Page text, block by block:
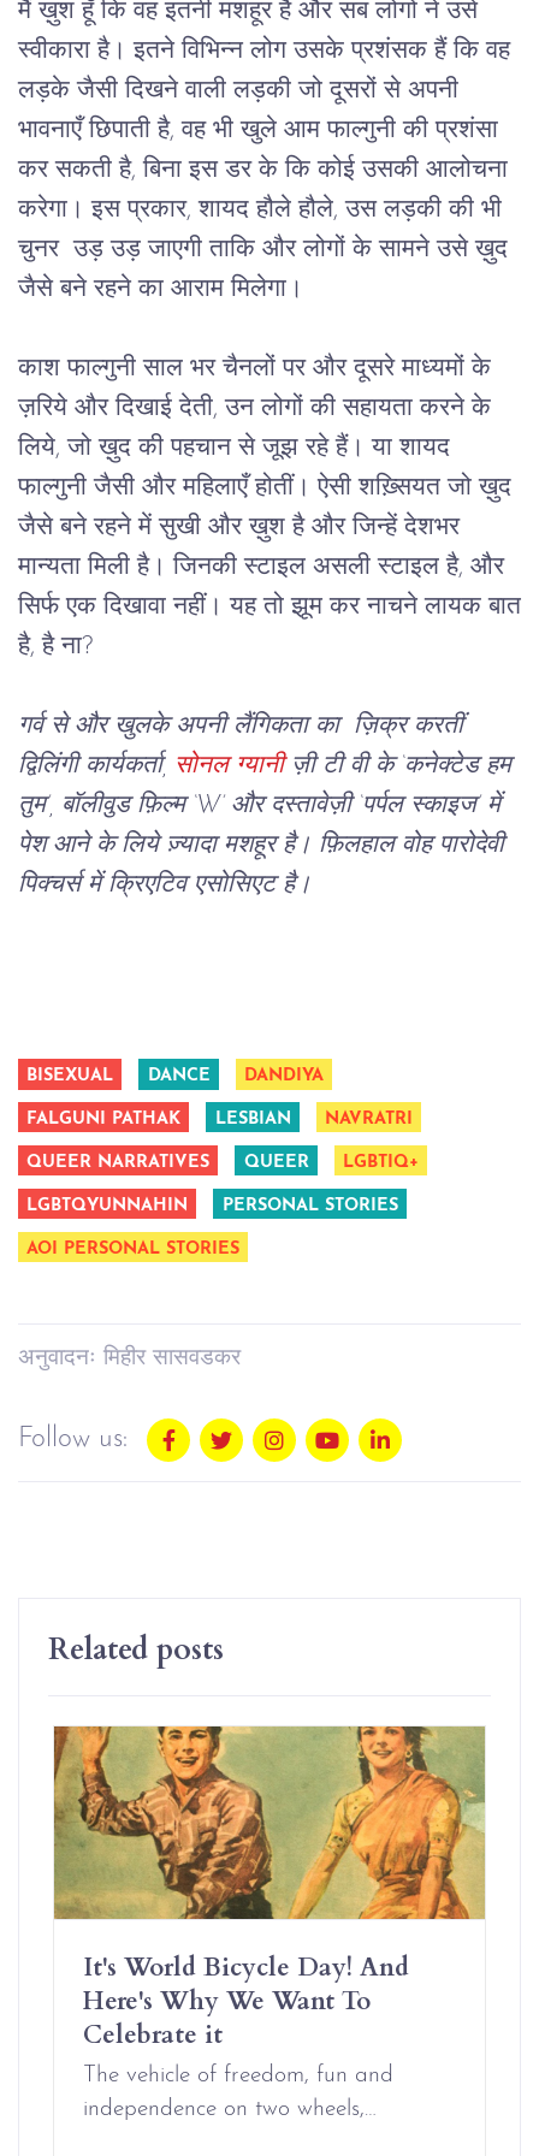
मैं ख़ुश हूँ कि वह इतनी मशहूर है और सब लोगों ने उसे
स्वीकारा है। इतने विभिन्न लोग उसके प्रशंसक हैं कि वह
लड़के जैसी दिखने वाली लड़की जो दूसरों से अपनी
भावनाएँ छिपाती है, वह भी खुले आम फाल्गुनी की प्रशंसा
कर सकती है, बिना इस डर के कि कोई उसकी आलोचना
करेगा। इस प्रकार, शायद हौले हौले, उस लड़की की भी
चुनर उड़ उड़ जाएगी ताकि और लोगों के सामने उसे ख़ुद
जैसे बने रहने का आराम मिलेगा।
काश फाल्गुनी साल भर चैनलों पर और दूसरे माध्यमों के
ज़रिये और दिखाई देती, उन लोगों की सहायता करने के
लिये, जो ख़ुद की पहचान से जूझ रहे हैं। या शायद
फाल्गुनी जैसी और महिलाएँ होतीं। ऐसी शख़्सियत जो ख़ुद
जैसे बने रहने में सुखी और ख़ुश है और जिन्हें देशभर
मान्यता मिली है। जिनकी स्टाइल असली स्टाइल है, और
सिर्फ एक दिखावा नहीं। यह तो झूम कर नाचने लायक बात
है, है ना?
गर्व से और खुलके अपनी लैंगिकता का  ज़िक्र करतीं
द्विलिंगी कार्यकर्ता, सोनल ग्यानी ज़ी टी वी के ‘कनेक्टेड हम
तुम’, बॉलीवुड फ़िल्म ‘W’ और दस्तावेज़ी ‘पर्पल स्काइज’ में
पेश आने के लिये ज़्यादा मशहूर है। फ़िलहाल वोह पारोदेवी
पिक्चर्स में क्रिएटिव एसोसिएट है।
BISEXUAL DANCE DANDIYA
FALGUNI PATHAK LESBIAN NAVRATRI
QUEER NARRATIVES QUEER LGBTIQ+
LGBTQYUNNAHIN PERSONAL STORIES
AOI PERSONAL STORIES
अनुवादनः मिहीर सासवडकर
Follow us:
Related posts
It's World Bicycle Day! And
Here's Why We Want To
Celebrate it
The vehicle of freedom, fun and
independence on two wheels,…